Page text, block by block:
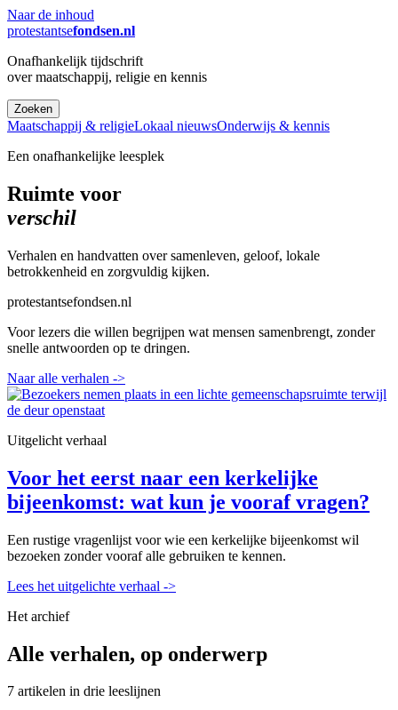
Naar de inhoud
protestantsefondsen.nl
Onafhankelijk tijdschrift
over maatschappij, religie en kennis
Zoeken
Maatschappij & religieLokaal nieuwsOnderwijs & kennis
Een onafhankelijke leesplek
Ruimte voor
verschil
Verhalen en handvatten over samenleven, geloof, lokale
betrokkenheid en zorgvuldig kijken.
protestantsefondsen.nl
Voor lezers die willen begrijpen wat mensen samenbrengt, zonder
snelle antwoorden op te dringen.
Naar alle verhalen ->
Uitgelicht verhaal
Voor het eerst naar een kerkelijke
bijeenkomst: wat kun je vooraf vragen?
Een rustige vragenlijst voor wie een kerkelijke bijeenkomst wil
bezoeken zonder vooraf alle gebruiken te kennen.
Lees het uitgelichte verhaal ->
Het archief
Alle verhalen, op onderwerp
7 artikelen in drie leeslijnen